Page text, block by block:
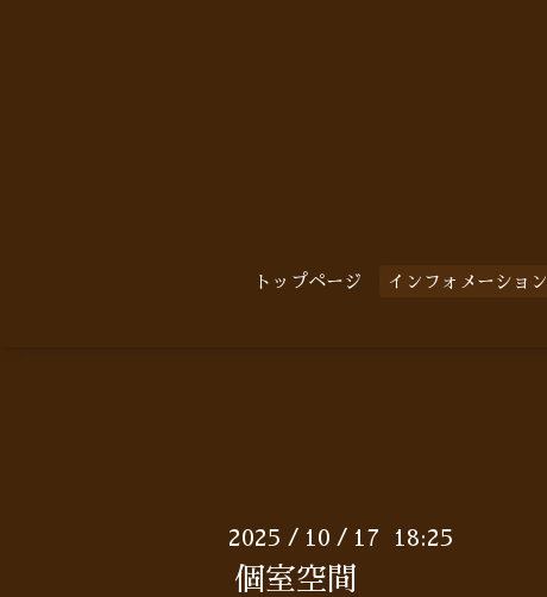
トップページ インフォメーション
2025 / 10 / 17 18:25
個室空間